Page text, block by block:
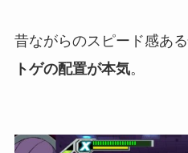
昔ながらのスピード感あ
トゲの配置が本気。